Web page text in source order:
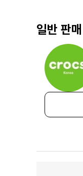
일반 판